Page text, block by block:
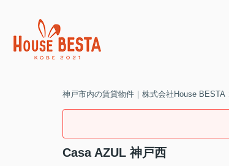
神戸市内の賃貸物件｜株式会社House BESTA
Casa AZUL 神戸西